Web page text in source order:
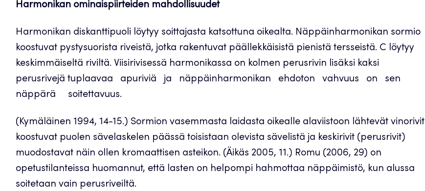
Harmonikan ominaispiirteiden mahdollisuudet
Harmonikan diskanttipuoli löytyy soittajasta katsottuna oikealta. Näppäinharmonikan sormio
koostuvat pystysuorista riveistä, jotka rakentuvat päällekkäisistä pienistä tersseistä. C löytyy
keskimmäiseltä riviltä. Viisirivisessä harmonikassa on kolmen perusrivin lisäksi kaksi
perusrivejä tuplaavaa apuriviä ja näppäinharmonikan ehdoton vahvuus on sen
näppärä soitettavuus.
(Kymäläinen 1994, 14-15.) Sormion vasemmasta laidasta oikealle alaviistoon lähtevät vinorivit
koostuvat puolen sävelaskelen päässä toisistaan olevista sävelistä ja keskirivit (perusrivit)
muodostavat näin ollen kromaattisen asteikon. (Äikäs 2005, 11.) Romu (2006, 29) on
opetustilanteissa huomannut, että lasten on helpompi hahmottaa näppäimistö, kun alussa
soitetaan vain perusriveiltä.